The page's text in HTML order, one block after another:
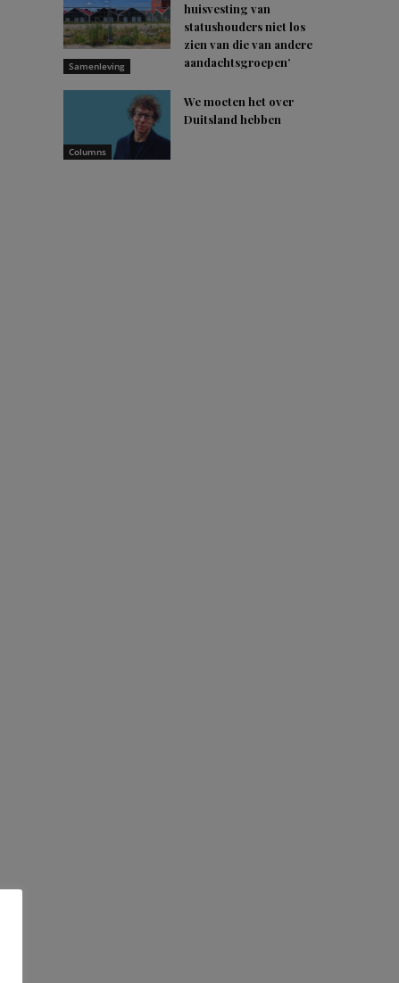
Samenleving
huisvesting van
statushouders niet los
zien van die van andere
aandachtsgroepen’
Columns
We moeten het over
Duitsland hebben